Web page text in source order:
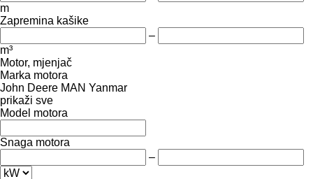
m
Zapremina kašike
–
m³
Motor, mjenjač
Marka motora
John Deere MAN Yanmar
prikaži sve
Model motora
Snaga motora
–